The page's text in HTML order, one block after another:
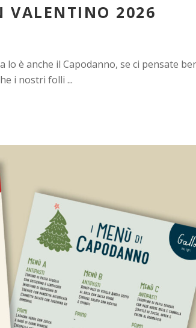
VALENTINO 2026
lo è anche il Capodanno, se ci pensate
i nostri folli